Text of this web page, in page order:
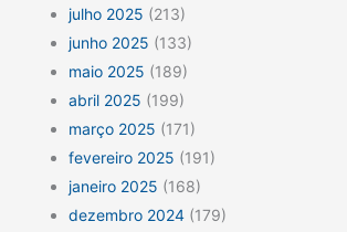
julho 2025 (213)
junho 2025 (133)
maio 2025 (189)
abril 2025 (199)
março 2025 (171)
fevereiro 2025 (191)
janeiro 2025 (168)
dezembro 2024 (179)